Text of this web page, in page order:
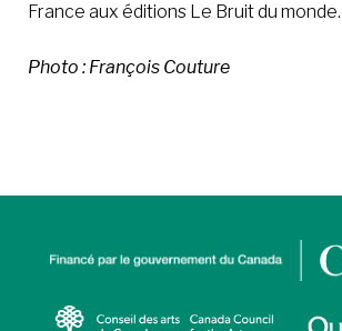
France aux éditions Le Bruit du monde.
Photo : François Couture